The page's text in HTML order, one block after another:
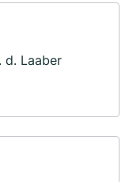
d. Laaber